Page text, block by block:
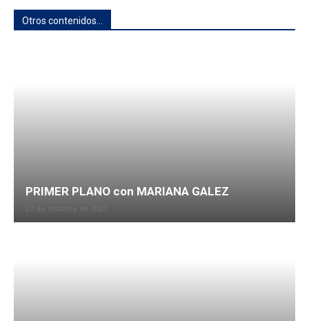
Otros contenidos...
PRIMER PLANO con MARIANA GALEZ
23 de octubre de 2021